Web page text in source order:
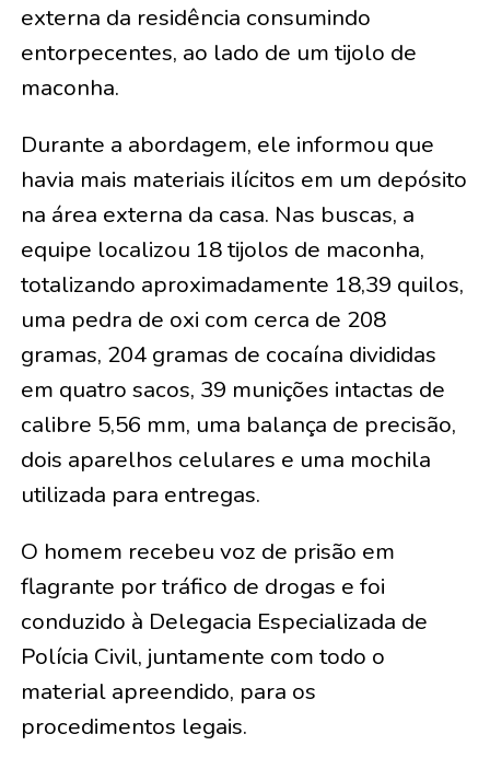
externa da residência consumindo
entorpecentes, ao lado de um tijolo de
maconha.
Durante a abordagem, ele informou que
havia mais materiais ilícitos em um depósito
na área externa da casa. Nas buscas, a
equipe localizou 18 tijolos de maconha,
totalizando aproximadamente 18,39 quilos,
uma pedra de oxi com cerca de 208
gramas, 204 gramas de cocaína divididas
em quatro sacos, 39 munições intactas de
calibre 5,56 mm, uma balança de precisão,
dois aparelhos celulares e uma mochila
utilizada para entregas.
O homem recebeu voz de prisão em
flagrante por tráfico de drogas e foi
conduzido à Delegacia Especializada de
Polícia Civil, juntamente com todo o
material apreendido, para os
procedimentos legais.